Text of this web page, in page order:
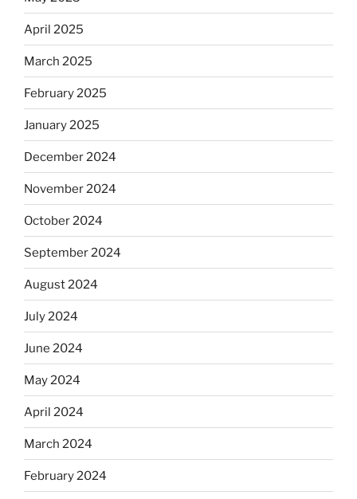
April 2025
March 2025
February 2025
January 2025
December 2024
November 2024
October 2024
September 2024
August 2024
July 2024
June 2024
May 2024
April 2024
March 2024
February 2024